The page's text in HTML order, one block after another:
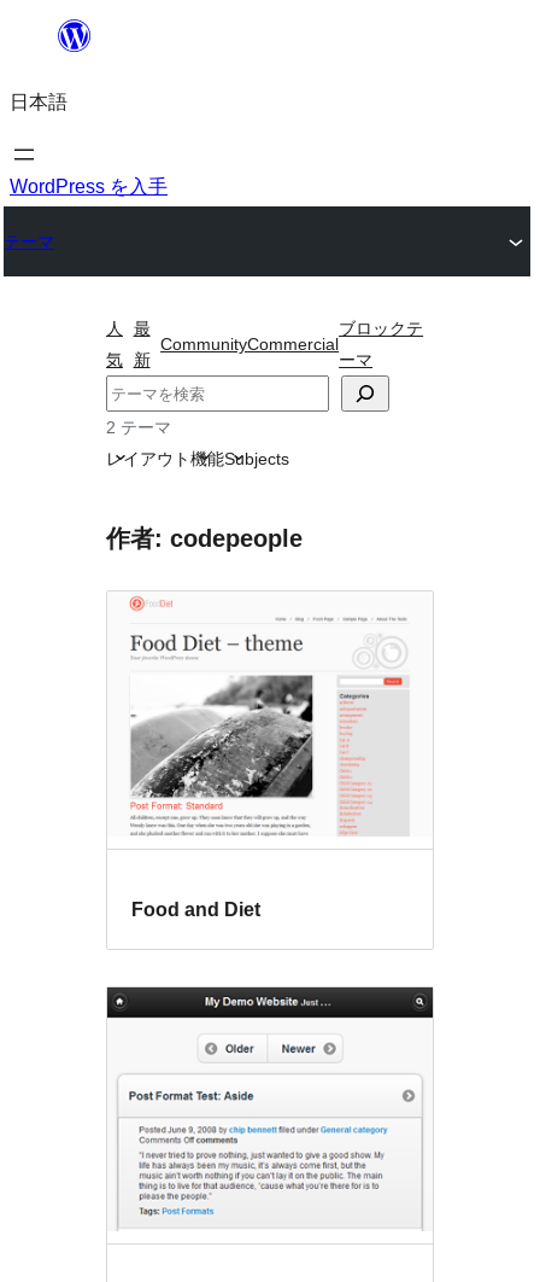
を
ス
キ
プ
日本語
WordPress を入手
テーマ
人
気
最
新
CommunityCommercial
ブロックテ
ーマ
検
索
2 テーマ
レイアウト機能Subjects
作者: codepeople
Food and Diet